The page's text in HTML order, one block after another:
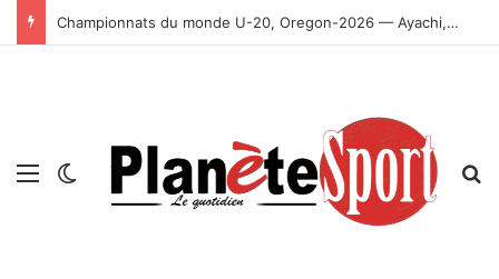
Championnats du monde U-20, Oregon-2026 — Ayachi, Dissa, Touahria et Ghezali en finale
Menu Switch skin